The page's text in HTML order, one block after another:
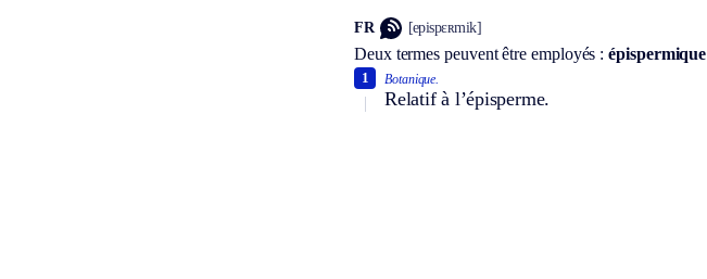
FR [epispɛʀmik]
Deux termes peuvent être employés :épispermique
Botanique.
Relatif à l’épisperme.
1